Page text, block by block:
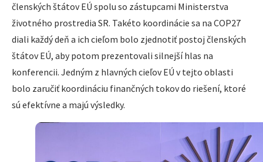
členských štátov EÚ spolu so zástupcami Ministerstva
životného prostredia SR. Takéto koordinácie sa na COP27
diali každý deň a ich cieľom bolo zjednotiť postoj členských
štátov EÚ, aby potom prezentovali silnejší hlas na
konferencii. Jedným z hlavných cieľov EÚ v tejto oblasti
bolo zaručiť koordináciu finančných tokov do riešení, ktoré
sú efektívne a majú výsledky.